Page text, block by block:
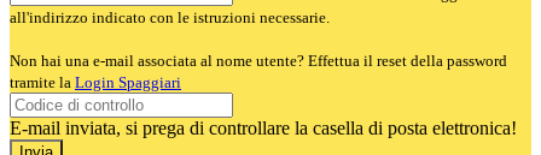
all'indirizzo indicato con le istruzioni necessarie.
Non hai una e-mail associata al nome utente? Effettua il reset della password
tramite la Login Spaggiari
E-mail inviata, si prega di controllare la casella di posta elettronica!